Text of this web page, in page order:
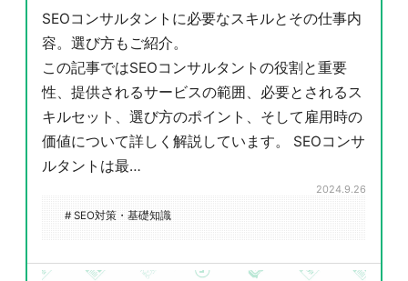
SEOコンサルタントに必要なスキルとその仕事内
容。選び方もご紹介。
この記事ではSEOコンサルタントの役割と重要
性、提供されるサービスの範囲、必要とされるス
キルセット、選び方のポイント、そして雇用時の
価値について詳しく解説しています。 SEOコンサ
ルタントは最…
2024.9.26
# SEO対策・基礎知識